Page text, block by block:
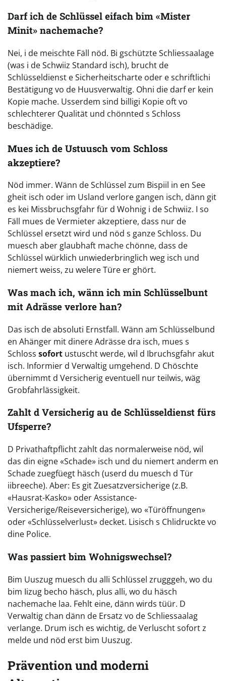
Darf ich de Schlüssel eifach bim «Mister
Minit» nachemache?
Nei, i de meischte Fäll nöd. Bi gschützte Schliessaalage
(was i de Schwiiz Standard isch), brucht de
Schlüsseldienst e Sicherheitscharte oder e schriftlichi
Bestätigung vo de Huusverwaltig. Ohni die darf er kein
Kopie mache. Usserdem sind billigi Kopie oft vo
schlechterer Qualität und chönnted s Schloss
beschädige.
Mues ich de Ustuusch vom Schloss
akzeptiere?
Nöd immer. Wänn de Schlüssel zum Bispiil in en See
gheit isch oder im Usland verlore gangen isch, dänn git
es kei Missbruchsgfahr für d Wohnig i de Schwiiz. I so
Fäll mues de Vermieter akzeptiere, dass nur de
Schlüssel ersetzt wird und nöd s ganze Schloss. Du
muesch aber glaubhaft mache chönne, dass de
Schlüssel würklich unwiederbringlich weg isch und
niemert weiss, zu welere Türe er ghört.
Was mach ich, wänn ich min Schlüsselbunt
mit Adrässe verlore han?
Das isch de absoluti Ernstfall. Wänn am Schlüsselbund
en Ahänger mit dinere Adrässe dra isch, mues s
Schloss sofort ustuscht werde, wil d Ibruchsgfahr akut
isch. Informier d Verwaltig umgehend. D Chöschte
übernimmt d Versicherig eventuell nur teilwis, wäg
Grobfahrlässigkeit.
Zahlt d Versicherig au de Schlüsseldienst fürs
Ufsperre?
D Privathaftpflicht zahlt das normalerweise nöd, wil
das din eigne «Schade» isch und du niemert anderm en
Schade zuegfüegt häsch (userd du muesch d Tür
iibreeche). Aber: Es git Zuesatzversicherige (z.B.
«Hausrat-Kasko» oder Assistance-
Versicherige/Reiseversicherige), wo «Türöffnungen»
oder «Schlüsselverlust» decket. Lisisch s Chlidruckte vo
dine Police.
Was passiert bim Wohnigswechsel?
Bim Uuszug muesch du alli Schlüssel zrugggeh, wo du
bim Iizug becho häsch, plus alli, wo du häsch
nachemache laa. Fehlt eine, dänn wirds tüür. D
Verwaltig chan dänn de Ersatz vo de Schliessaalag
verlange. Drum isch es wichtig, de Verluscht sofort z
melde und nöd erst bim Uuszug.
Prävention und moderni